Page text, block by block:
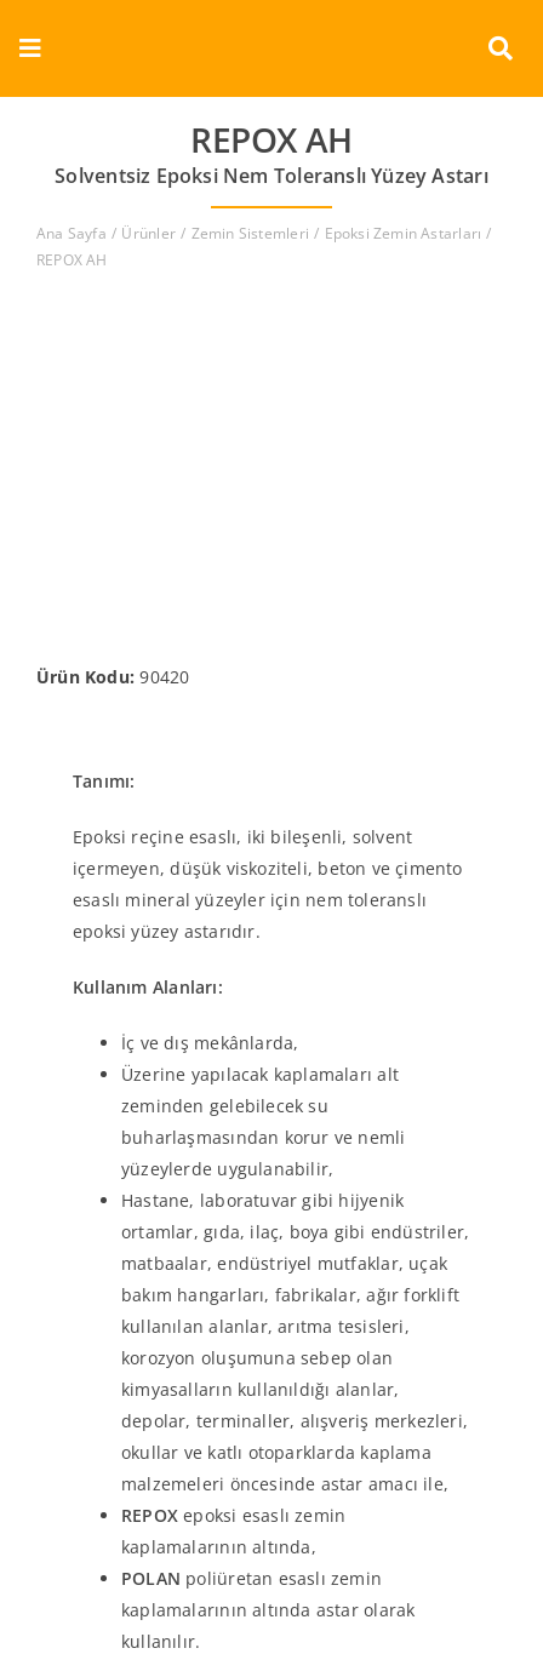
Toggle
Navigation
Ürünler
Dokümanlar
REPOX AH
Solventsiz Epoksi Nem Toleranslı Yüzey Astarı
Ana Sayfa Ürünler Zemin Sistemleri
Epoksi Zemin Astarları
REPOX AH
Ürün Kodu:90420
Tanımı:
Epoksi reçine esaslı, iki bileşenli, solvent
içermeyen, düşük viskoziteli, beton ve çimento
esaslı mineral yüzeyler için nem toleranslı
epoksi yüzey astarıdır.
Kullanım Alanları:
İç ve dış mekânlarda,
Üzerine yapılacak kaplamaları alt
zeminden gelebilecek su
buharlaşmasından korur ve nemli
yüzeylerde uygulanabilir,
Hastane, laboratuvar gibi hijyenik
ortamlar, gıda, ilaç, boya gibi endüstriler,
matbaalar, endüstriyel mutfaklar, uçak
bakım hangarları, fabrikalar, ağır forklift
kullanılan alanlar, arıtma tesisleri,
korozyon oluşumuna sebep olan
kimyasalların kullanıldığı alanlar,
depolar, terminaller, alışveriş merkezleri,
okullar ve katlı otoparklarda kaplama
malzemeleri öncesinde astar amacı ile,
REPOX epoksi esaslı zemin
kaplamalarının altında,
POLAN poliüretan esaslı zemin
kaplamalarının altında astar olarak
kullanılır.